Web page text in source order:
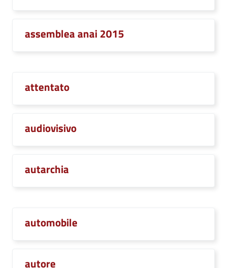
assemblea anai 2015
attentato
audiovisivo
autarchia
automobile
autore